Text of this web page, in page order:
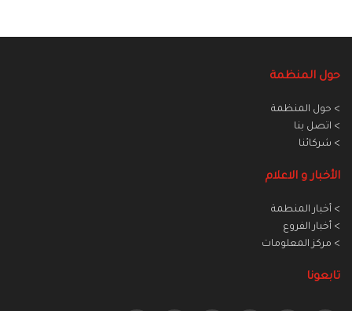
حول المنظمة
> حول المنظمة
> اتصل بنا
> شركائنا
الأخبار و الاعلام
> أخبار المنطمة
> أخبار الفروع
> مركز المعلومات
تابعونا